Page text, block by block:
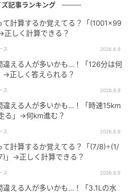
にも挑戦しよう！
る方法、覚えてる？→意外と忘
集
度を求める方法、覚えてる？→意外
図形問題』特集
〜♡」遅刻するなら連絡して！
メてます
っとみる
ズ記事ランキング
て計算するか覚えてる？「(1001×99
しく計算できる？
ス 2026.8.9
違える人が多いかも…！「126分は何
→正しく答えられる？
ス 2026.8.9
違える人が多いかも…！「時速15km
る」→何km進む？
ス 2026.8.9
て計算するか覚えてる？「(7/8)÷(1/
」→正しく計算できる？
ス 2026.8.9
違える人が多いかも…！「3.1Lの水